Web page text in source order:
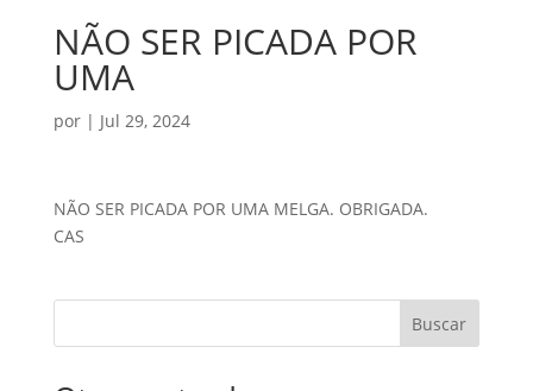
NÃO SER PICADA POR
UMA
por | Jul 29, 2024
NÃO SER PICADA POR UMA MELGA. OBRIGADA.
CAS
Buscar